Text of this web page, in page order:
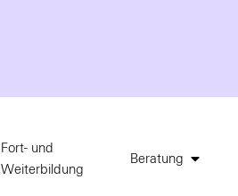
Fort- und
Weiterbildung
Beratung